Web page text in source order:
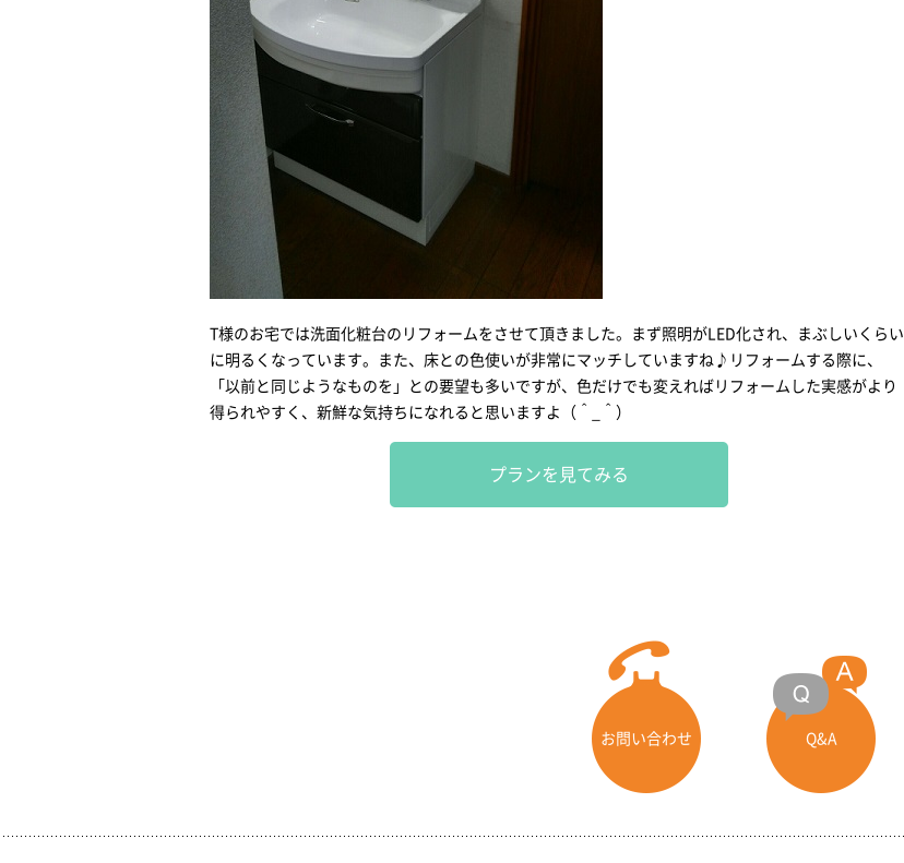
T様のお宅では洗面化粧台のリフォームをさせて頂きました。まず照明がLED化され、まぶしいくらい
に明るくなっています。また、床との色使いが非常にマッチしていますね♪リフォームする際に、
「以前と同じようなものを」との要望も多いですが、色だけでも変えればリフォームした実感がより
得られやすく、新鮮な気持ちになれると思いますよ（＾_＾）
プランを見てみる
お問い合わせ Q&A